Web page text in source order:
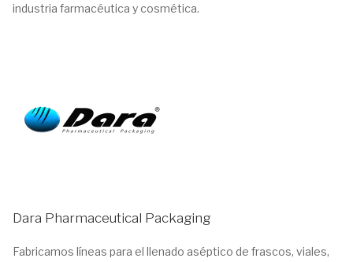
industria farmacéutica y cosmética.
Dara Pharmaceutical Packaging
Fabricamos líneas para el llenado aséptico de frascos, viales,